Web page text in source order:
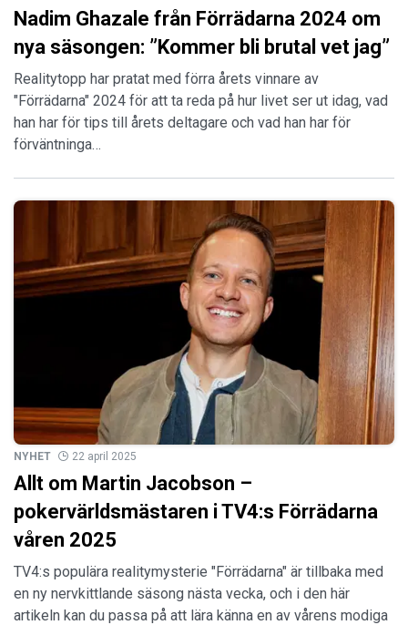
Nadim Ghazale från Förrädarna 2024 om
nya säsongen: ”Kommer bli brutal vet jag”
Realitytopp har pratat med förra årets vinnare av
"Förrädarna" 2024 för att ta reda på hur livet ser ut idag, vad
han har för tips till årets deltagare och vad han har för
förväntninga…
NYHET 22 april 2025
Allt om Martin Jacobson –
pokervärldsmästaren i TV4:s Förrädarna
våren 2025
TV4:s populära realitymysterie "Förrädarna" är tillbaka med
en ny nervkittlande säsong nästa vecka, och i den här
artikeln kan du passa på att lära känna en av vårens modiga